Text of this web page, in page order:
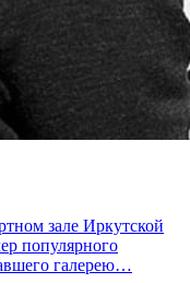
зале Иркутской
популярного
галерею…